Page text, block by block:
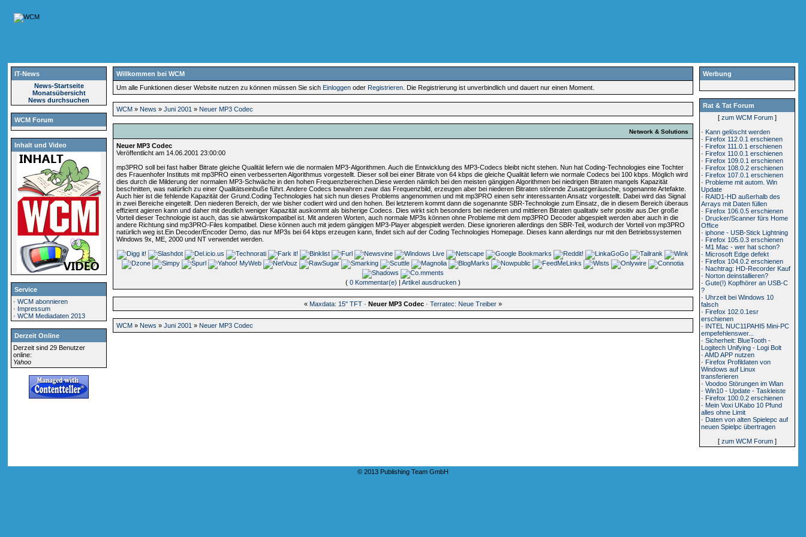
IT-News
News-Startseite
Monatsübersicht
News durchsuchen
WCM Forum
Inhalt und Video
Service
·WCM abonnieren
· Impressum
·WCM Mediadaten 2013
Derzeit Online
Derzeit sind 29 Benutzer
online:
Yahoo
Werbung
Rat & Tat Forum
[ zum WCM Forum]
· Kann gelöscht werden
· Firefox 112.0.1 erschienen
· Firefox 111.0.1 erschienen
· Firefox 110.0.1 erschienen
· Firefox 109.0.1 erschienen
· Firefox 108.0.2 erschienen
· Firefox 107.0.1 erschienen
· Probleme mit autom. Win
Update
· RAID1-HD außerhalb des
Arrays mit Daten füllen
· Firefox 106.0.5 erschienen
· Drucker/Scanner fürs Home
Office
·iphone - USB-Stick Lightning
· Firefox 105.0.3 erschienen
· M1 Mac - wer hat schon?
· Microsoft Edge defekt
· Firefox 104.0.2 erschienen
· Nachtrag: HD-Recorder Kauf
· Norton deinstallieren?
·Gute(!) Kopfhörer an USB-C
?
·Uhrzeit bei Windows 10
falsch
· Firefox 102.0.1esr
erschienen
· INTEL NUC11PAHI5 Mini-PC
empefehlenswer...
·Sicherheit: BlueTooth -
Logitech Unifying - Logi Bolt
·AMD APP nutzen
· Firefox Profildaten von
Windows auf Linux
transferieren
·Voodoo Störungen im Wlan
·Win10 - Update - Taskleiste
· Firefox 100.0.2 erschienen
· Mein Voxi UKabo 10 Pfund
alles ohne Limit
· Daten von alten Spielepc auf
neuen Spielpc übertragen
[ zum WCM Forum]
Willkommen bei WCM
Um alle Funktionen dieser Website nutzen zu können müssen Sie sich Einloggen oder Registrieren . Die Registrierung ist unverbindlich und dauert nur einen Moment.
WCM » News »Juni 2001 » Neuer MP3 Codec
Network & Solutions
Neuer MP3 Codec
Veröffentlicht am 14.06.2001 23:00:00
mp3PRO soll bei fast halber Bitrate gleiche Qualität liefern wie die normalen MP3-Algorithmen. Auch die Entwicklung des MP3-Codecs bleibt nicht stehen. Nun hat Coding-Technologies eine Tochter
des Frauenhofer Instituts mit mp3PRO einen verbesserten Algorithmus vorgestellt. Dieser soll bei einer Bitrate von 64 kbps die gleiche Qualität liefern wie normale Codecs bei 100 kbps. Möglich wird
dies durch die Milderung der normalen MP3-Schwäche in den hohen Frequenzbereichen.Diese werden nämlich bei den meisten gängigen Algorithmen bei niedrigen Bitraten mangels Kapazität
beschnitten, was natürlich zu einer Qualitätseinbuße führt. Andere Codecs bewahren zwar das Frequenzbild, erzeugen aber bei niederen Bitraten störende Zusatzgeräusche, sogenannte Artefakte.
Auch hier ist die fehlende Kapazität der Grund.Coding Technologies hat sich nun dieses Problems angenommen und mit mp3PRO einen sehr interessanten Ansatz vorgestellt. Dabei wird das Signal
in zwei Bereiche eingeteilt. Den niederen Bereich, der wie bisher codiert wird und den hohen. Bei letzterem kommt dann die sogenannte SBR-Technologie zum Einsatz, die in diesem Bereich überaus
effizient agieren kann und daher mit deutlich weniger Kapazität auskommt als bisherige Codecs. Dies wirkt sich besonders bei niederen und mittleren Bitraten qualitativ sehr positiv aus.Der große
Vorteil dieser Technologie ist auch, das sie abwärtskompatibel ist. Mit anderen Worten, auch normale MP3s können ohne Probleme mit dem mp3PRO Decoder abgespielt werden aber auch in die
andere Richtung sind mp3PRO-Files kompatibel. Diese können auch mit jedem gängigen MP3-Player abgespielt werden. Diese ignorieren allerdings den SBR-Teil, wodurch der Vorteil von mp3PRO
natürlich weg ist.Ein Decoder/Encoder Demo, das nur MP3s bei 64 kbps erzeugen kann, findet sich auf der Coding Technologies Homepage. Dieses kann allerdings nur mit den Betriebssystemen
Windows 9x, ME, 2000 und NT verwendet werden.
( 0 Kommentar(e) Artikel ausdrucken)
« Maxdata: 15" TFT· Neuer MP3 Codec · Terratec: Neue Treiber»
WCM » News »Juni 2001 » Neuer MP3 Codec
© 2013 Publishing Team GmbH